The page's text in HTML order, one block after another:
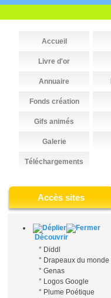
Accueil
Livre d'or
Annuaire
Fonds création
Gifs animés
Galerie
Téléchargements
Accès sites
Découvrir
° Diddl
° Drapeaux du monde
° Genas
° Logos Google
° Plume Poétique